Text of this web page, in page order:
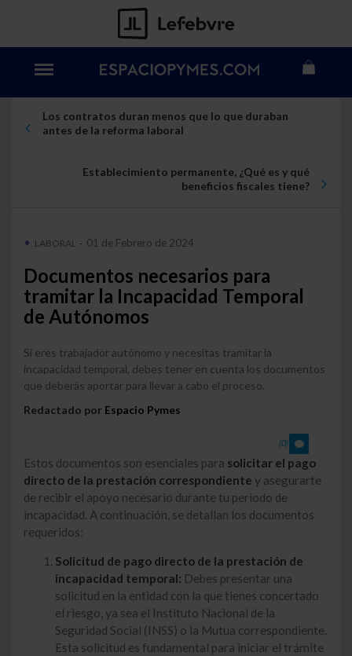
Los contratos duran menos que lo que duraban
antes de la reforma laboral
Establecimiento permanente, ¿Qué es y qué
beneficios fiscales tiene?
LABORAL - 01 de Febrero de 2024
Documentos necesarios para
tramitar la Incapacidad Temporal
de Autónomos
Si eres trabajador autónomo y necesitas tramitar la
incapacidad temporal, debes tener en cuenta los documentos
que deberás aportar para llevar a cabo el proceso.
Redactado por Espacio Pymes
(0)
Estos documentos son esenciales para solicitar el pago
directo de la prestación correspondiente y asegurarte
de recibir el apoyo necesario durante tu periodo de
incapacidad. A continuación, se detallan los documentos
requeridos:
Solicitud de pago directo de la prestación de
incapacidad temporal: Debes presentar una
solicitud en la entidad con la que tienes concertado
el riesgo, ya sea el Instituto Nacional de la
Seguridad Social (INSS) o la Mutua correspondiente.
Esta solicitud es fundamental para iniciar el trámite